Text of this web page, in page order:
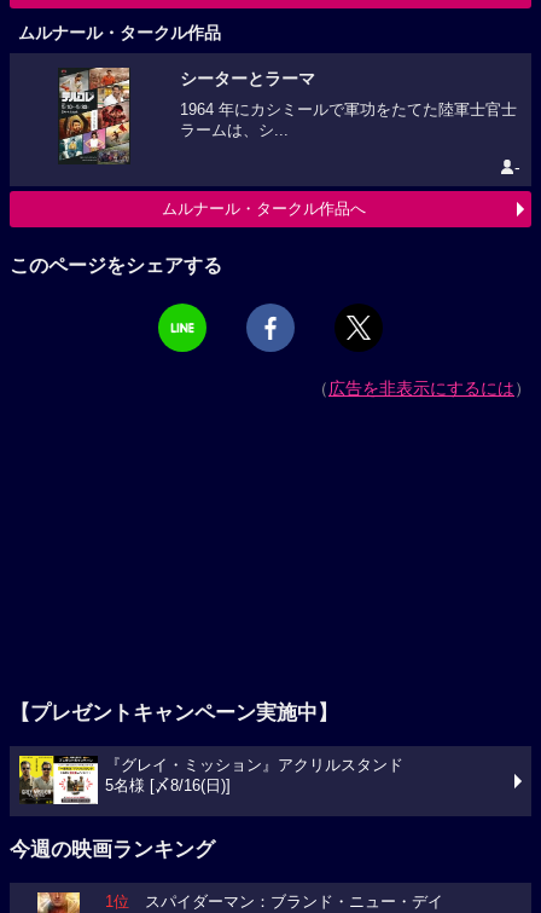
ムルナール・タークル作品
シーターとラーマ
1964 年にカシミールで軍功をたてた陸軍士官士
ラームは、シ...
-
ムルナール・タークル作品へ
このページをシェアする
（広告を非表示にするには）
【プレゼントキャンペーン実施中】
『グレイ・ミッション』アクリルスタンド
5名様 [〆8/16(日)]
今週の映画ランキング
1位 スパイダーマン：ブランド・ニュー・デイ